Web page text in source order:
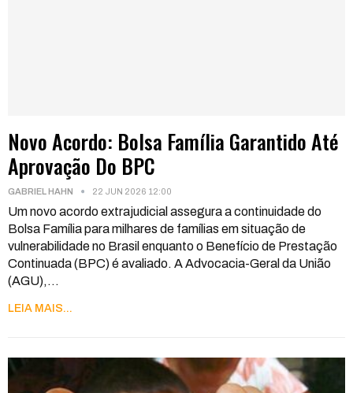
Novo Acordo: Bolsa Família Garantido Até
Aprovação Do BPC
GABRIEL HAHN 22 JUN 2026 12:00
Um novo acordo extrajudicial assegura a continuidade do
Bolsa Família para milhares de famílias em situação de
vulnerabilidade no Brasil enquanto o Benefício de Prestação
Continuada (BPC) é avaliado. A Advocacia-Geral da União
(AGU), …
LEIA MAIS...